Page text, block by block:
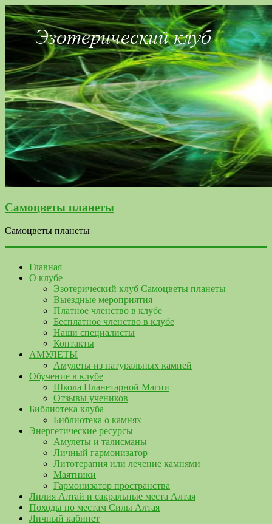
Самоцветы планеты
Самоцветы планеты
Главная
О клубе
Эзотерический клуб Самоцветы планеты
Выездные мероприятия
Платное членство в клубе
Бесплатное членство в клубе
Наши специалисты
Контакты
АМУЛЕТЫ
Амулеты из натуральных камней
Обучение в клубе
Школа Планетарной Магии
Отзывы учеников
Библиотека клуба
Библиотека о камнях
Энергетические ресурсы
Амулеты и талисманы
Личный гармонизатор
Литотерапия или лечение камнями
Маятники
Гармонизатор пространства
Лилия Алтай и сакральные места Алтая
Походы по местам Силы Алтая
Личный кабинет